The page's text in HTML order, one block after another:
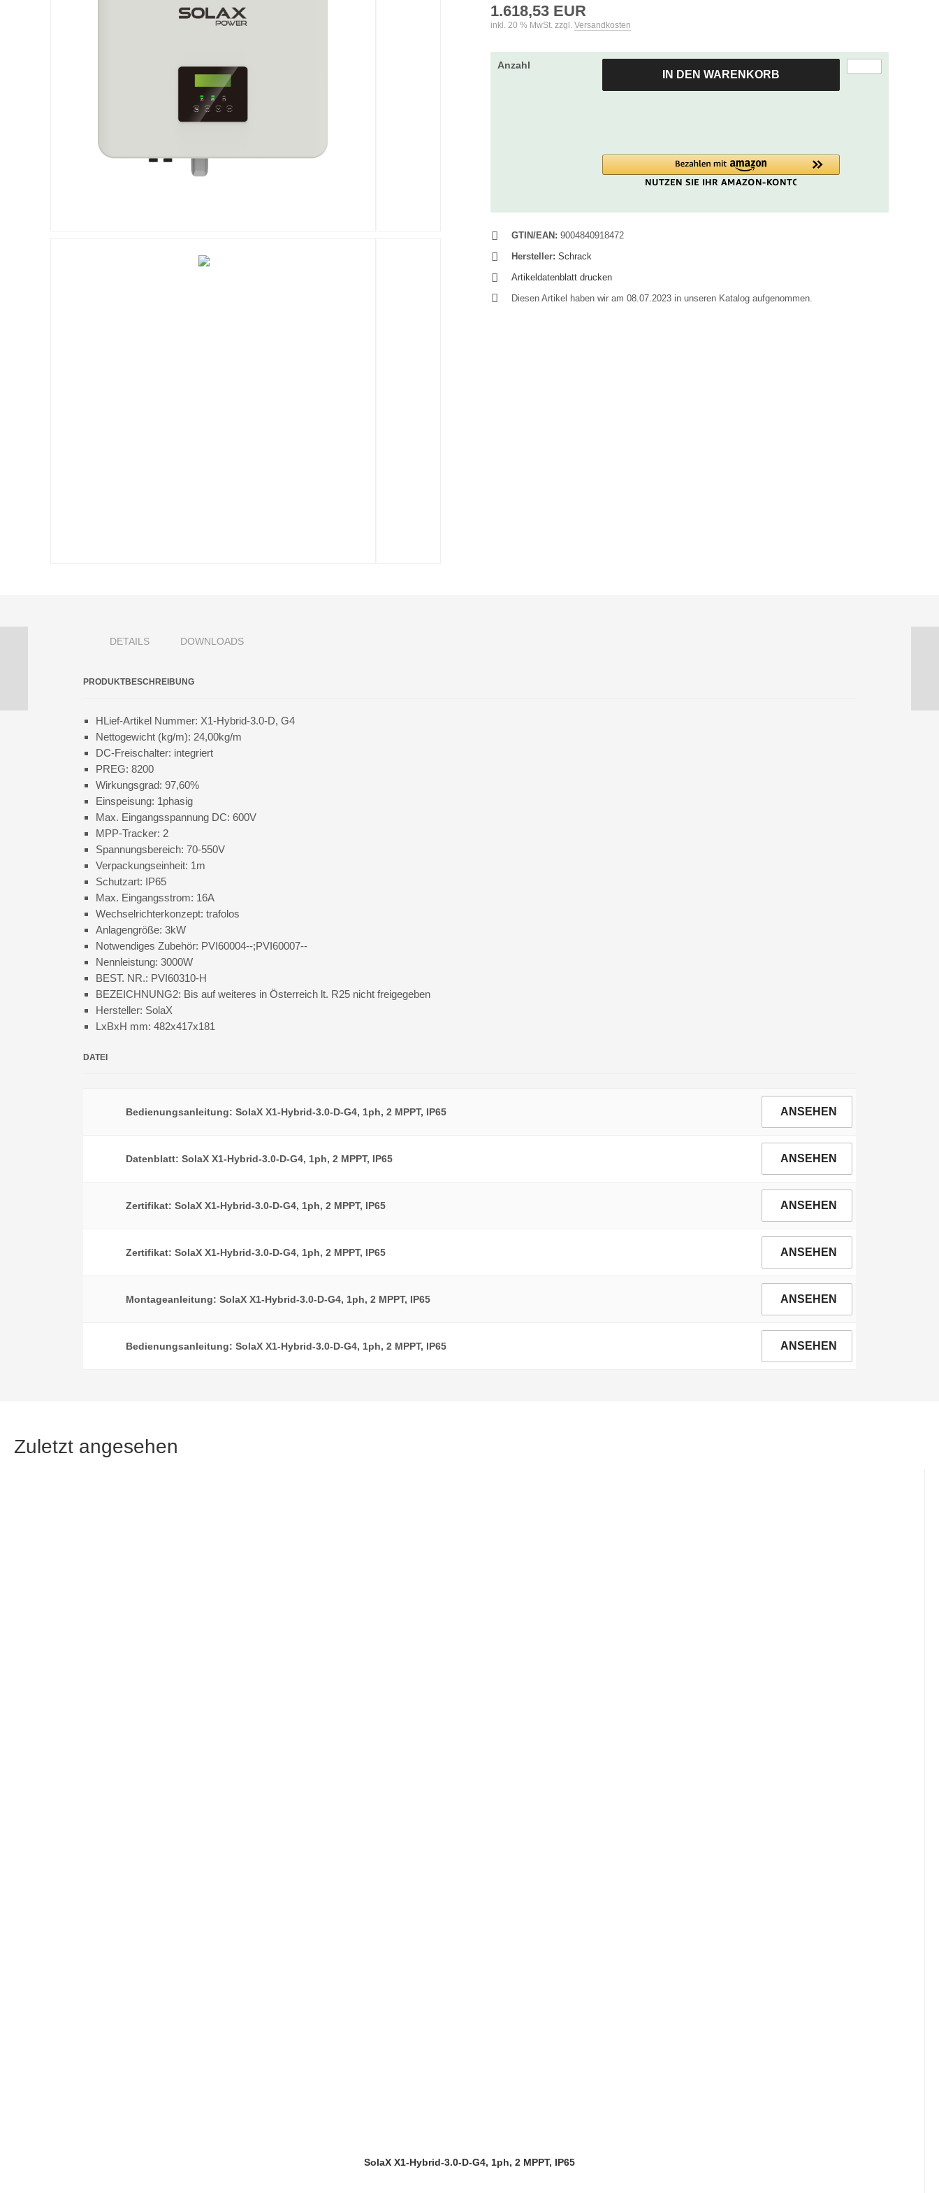
zu
gelangen.
und
Streichgesten
1.618,53 EUR
inkl. 20 % MwSt. zzgl. Versandkosten
Anzahl
IN DEN WARENKORB
GTIN/EAN: 9004840918472
Hersteller: Schrack
Artikeldatenblatt drucken
Diesen Artikel haben wir am 08.07.2023 in unseren Katalog aufgenommen.
DETAILS DOWNLOADS
PRODUKTBESCHREIBUNG
HLief-Artikel Nummer: X1-Hybrid-3.0-D, G4
Nettogewicht (kg/m): 24,00kg/m
DC-Freischalter: integriert
PREG: 8200
Wirkungsgrad: 97,60%
Einspeisung: 1phasig
Max. Eingangsspannung DC: 600V
MPP-Tracker: 2
Spannungsbereich: 70-550V
Verpackungseinheit: 1m
Schutzart: IP65
Max. Eingangsstrom: 16A
Wechselrichterkonzept: trafolos
Anlagengröße: 3kW
Notwendiges Zubehör: PVI60004--;PVI60007--
Nennleistung: 3000W
BEST. NR.: PVI60310-H
BEZEICHNUNG2: Bis auf weiteres in Österreich lt. R25 nicht freigegeben
Hersteller: SolaX
LxBxH mm: 482x417x181
DATEI
Bedienungsanleitung: SolaX X1-Hybrid-3.0-D-G4, 1ph, 2 MPPT, IP65 ANSEHEN
Datenblatt: SolaX X1-Hybrid-3.0-D-G4, 1ph, 2 MPPT, IP65 ANSEHEN
Zertifikat: SolaX X1-Hybrid-3.0-D-G4, 1ph, 2 MPPT, IP65 ANSEHEN
Zertifikat: SolaX X1-Hybrid-3.0-D-G4, 1ph, 2 MPPT, IP65 ANSEHEN
Montageanleitung: SolaX X1-Hybrid-3.0-D-G4, 1ph, 2 MPPT, IP65 ANSEHEN
Bedienungsanleitung: SolaX X1-Hybrid-3.0-D-G4, 1ph, 2 MPPT, IP65 ANSEHEN
Zuletzt angesehen
SolaX X1-Hybrid-3.0-D-G4, 1ph, 2 MPPT, IP65